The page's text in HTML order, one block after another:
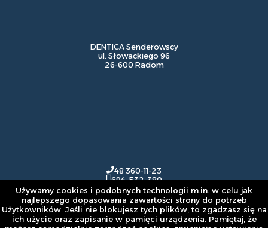
DENTICA Senderowscy
ul. Słowackiego 96
26-600 Radom
48 360-11-23
694-532-380
Używamy cookies i podobnych technologii m.in. w celu jak
najlepszego dopasowania zawartości strony do potrzeb
Użytkowników. Jeśli nie blokujesz tych plików, to zgadzasz się na
ich użycie oraz zapisanie w pamięci urządzenia. Pamiętaj, że